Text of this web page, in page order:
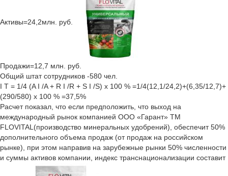
Активы=24,2млн. руб.
Продажи=12,7 млн. руб.
Общий штат сотрудников -580 чел.
I T = 1/4 (A I /A + R I /R + S I /S) x 100 % =1/4(12,1/24,2)+(6,35/12,7)+
(290/580) x 100 % =37,5%
Расчет показал, что если предположить, что выход на
международный рынок компанией ООО «Гарант» ТМ
FLOVITAL(производство минеральных удобрений), обеспечит 50%
дополнительного объема продаж (от продаж на российском
рынке), при этом направив на зарубежные рынки 50% численности
и суммы активов компании, индекс транснационализации составит